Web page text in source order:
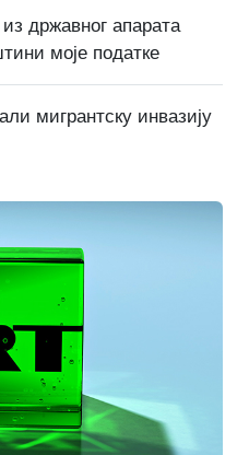
државног апарата
моје податке
мигрантску инвазију